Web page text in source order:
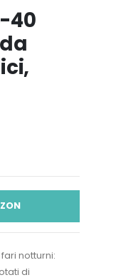
40
notturni:
di